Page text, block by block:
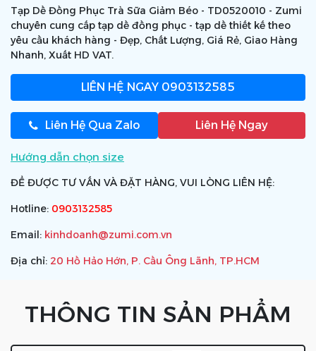
Tạp Dề Đồng Phục Trà Sữa Giảm Béo - TD0520010 - Zumi
chuyên cung cấp tạp dề đồng phục - tạp dề thiết kế theo
yêu cầu khách hàng - Đẹp, Chất Lượng, Giá Rẻ, Giao Hàng
Nhanh, Xuất HD VAT.
LIÊN HỆ NGAY 0903132585
Liên Hệ Qua Zalo Liên Hệ Ngay
Hướng dẫn chọn size
ĐỂ ĐƯỢC TƯ VẤN VÀ ĐẶT HÀNG, VUI LÒNG LIÊN HỆ:
Hotline: 0903132585
Email: kinhdoanh@zumi.com.vn
Địa chỉ: 20 Hồ Hảo Hớn, P. Cầu Ông Lãnh, TP.HCM
THÔNG TIN SẢN PHẨM